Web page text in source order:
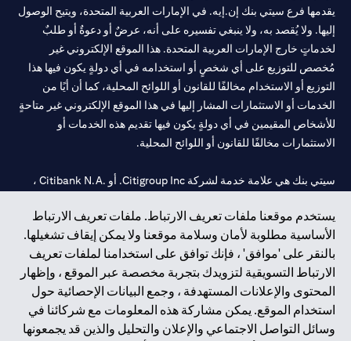
يستخدم موقعنا ملفات تعريف الارتباط. ملفات تعريف الارتباط
الأساسية مطلوبة لأمان وسلامة موقعنا ولا يمكن إيقاف تشغيلها.
بالنقر على 'موافق' ، فإنك توافق على استخدامنا لملفات تعريف
الارتباط التسويقية لتزويدك بتجربة مخصصة عبر الموقع ، وإظهار
المحتوى والإعلانات المستهدفة ، وجمع البيانات الإحصائية حول
استخدام الموقع. يمكن مشاركة هذه المعلومات مع شركائنا في
وسائل التواصل الاجتماعي والإعلان والتحليل والذين قد يجمعونها
يقدمها فرع سيتي بنك إن.إيه. في الإمارات العربية المتحدة، ويتيح الوصول
إليها. ولا يُقصد به، ولا ينبغي تفسيره على أنه، عرضٌ أو دعوةٌ أو طلبٌ
لخدماتٍ خارج الإمارات العربية المتحدة. هذا الموقع الإلكتروني غير
مُخصص للتوزيع على أي شخصٍ أو استخدامه في أي دولةٍ يكون فيها هذا
التوزيع أو الاستخدام مخالفًا للقانون أو اللوائح المحلية، كما أن أيًا من
الخدمات أو الاستثمارات المشار إليها في هذا الموقع الإلكتروني غير متاحةٍ
للأشخاص المقيمين في أي دولةٍ يكون فيها تقديم هذه الخدمات أو
الاستثمارات مخالفًا للقانون أو اللوائح المحلية.
سيتي بنك هي علامة خدمة لشركة Citigroup Inc. أو .Citibank N.A ،
سيتي بنك إن. إيه. الإمارات مسجل لدى مصرف الإمارات المركزي تحت
أرقام التراخيص 202563 لفرع الوصل في دبي، 531989 لفرع مول
الإمارات في دبي، وCN-1002019لفرع أبوظبي. هاتف: 4000 311 04.
فرع سيتي بنك إن إيه - الإمارات العربية المتحدة مرخص من مصرف
الإمارات العربية المتحدة المركزي كفرع لبنك أجنبي.
سيتي بنك إن إيه الإمارات العربية المتحدة مرخص من هيئة الأوراق المالية